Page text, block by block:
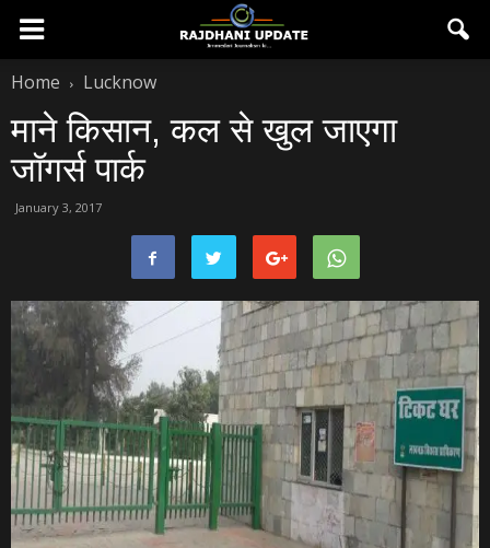
Home Lucknow
माने किसान, कल से खुल जाएगा
जॉगर्स पार्क
January 3, 2017